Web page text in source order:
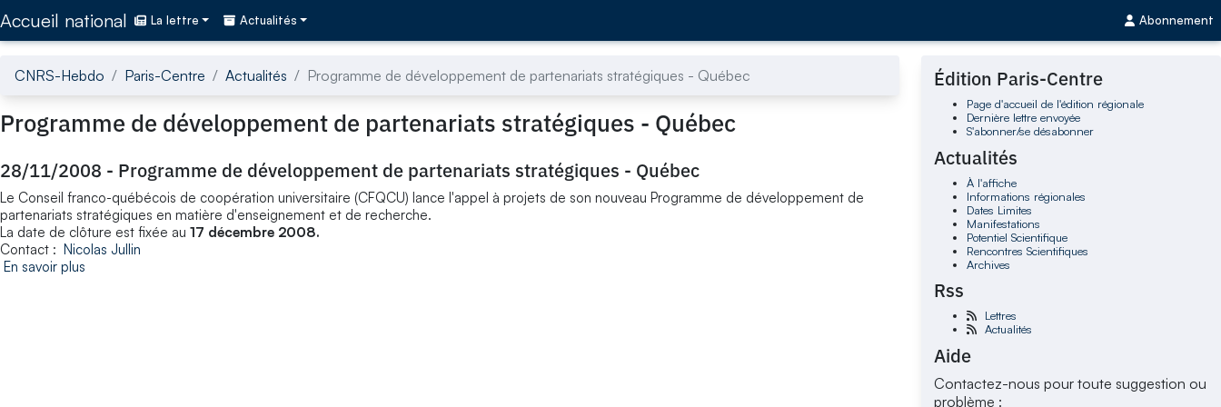
Accueil national La lettre Actualités Abonnement
CNRS-Hebdo Paris-Centre Actualités Programme de développement de partenariats stratégiques - Québec
Programme de développement de partenariats stratégiques - Québec
28/11/2008 - Programme de développement de partenariats stratégiques - Québec
Le Conseil franco-québécois de coopération universitaire (CFQCU) lance l'appel à projets de son nouveau Programme de développement de
partenariats stratégiques en matière d'enseignement et de recherche.
La date de clôture est fixée au 17 décembre 2008.
Contact : Nicolas Jullin
En savoir plus
Édition Paris-Centre
Page d'accueil de l'édition régionale
Dernière lettre envoyée
S'abonner/se désabonner
Actualités
À l'affiche
Informations régionales
Dates Limites
Manifestations
Potentiel Scientifique
Rencontres Scientifiques
Archives
Rss
Lettres
Actualités
Aide
Contactez-nous pour toute suggestion ou
problème :